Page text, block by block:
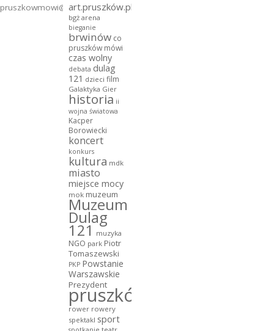
pruszkowmowi@gmail.com
art.pruszków.pl
bgż arena
bieganie
brwinów co
pruszków mówi
czas wolny
debata dulag
121 dzieci film
Galaktyka Gier
historia ii
wojna światowa
Kacper
Borowiecki
koncert
konkurs
kultura mdk
miasto
miejsce mocy
mok muzeum
Muzeum
Dulag
121 muzyka
NGO park Piotr
Tomaszewski
PKP Powstanie
Warszawskie
Prezydent
pruszków
rower rowery
spektakl sport